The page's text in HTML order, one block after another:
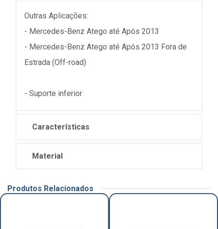
Outras Aplicações:
- Mercedes-Benz Atego até Após 2013
- Mercedes-Benz Atego até Após 2013 Fora de
Estrada (Off-road)
- Suporte inferior
Características
Material
Produtos Relacionados